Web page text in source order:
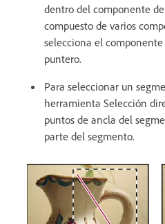
dentro del componente
compuesto de varios
selecciona el
puntero.
Para seleccionar un
herramienta Selección
puntos de ancla del
parte del segmento.